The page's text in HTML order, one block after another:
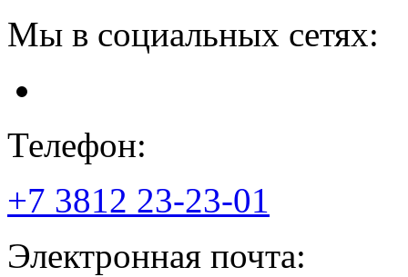
Мы в социальных сетях:
Телефон:
+7 3812 23-23-01
Электронная почта: